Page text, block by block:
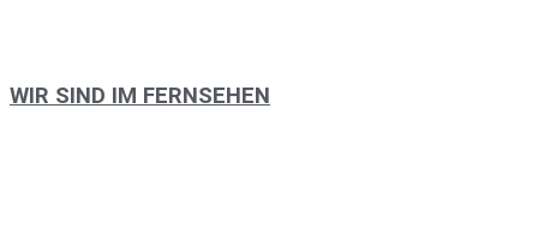
WIR SIND IM FERNSEHEN